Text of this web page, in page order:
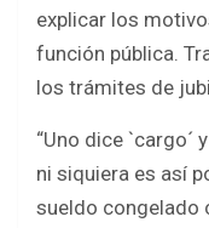
explicar los
función pública.
los trámites de
“Uno dice `cargo´
ni siquiera es así
sueldo congelado